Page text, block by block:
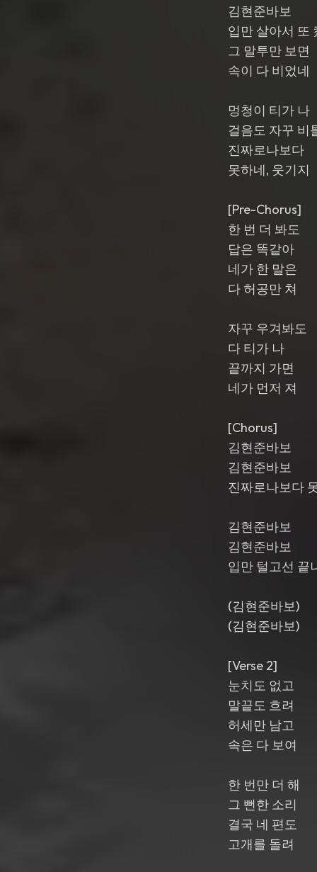
김현준바보
입만 살아서 또
그 말투만 보면
속이 다 비었네
멍청이 티가 나
걸음도 자꾸 비
진짜로나보다
못하네, 웃기지
[Pre-Chorus]
한 번 더 봐도
답은 똑같아
네가 한 말은
다 허공만 쳐
자꾸 우겨봐도
다 티가 나
끝까지 가면
네가 먼저 져
[Chorus]
김현준바보
김현준바보
진짜로나보다
김현준바보
김현준바보
입만 털고선 끝
(김현준바보)
(김현준바보)
[Verse 2]
눈치도 없고
말끝도 흐려
허세만 남고
속은 다 보여
한 번만 더 해
그 뻔한 소리
결국 네 편도
고개를 돌려